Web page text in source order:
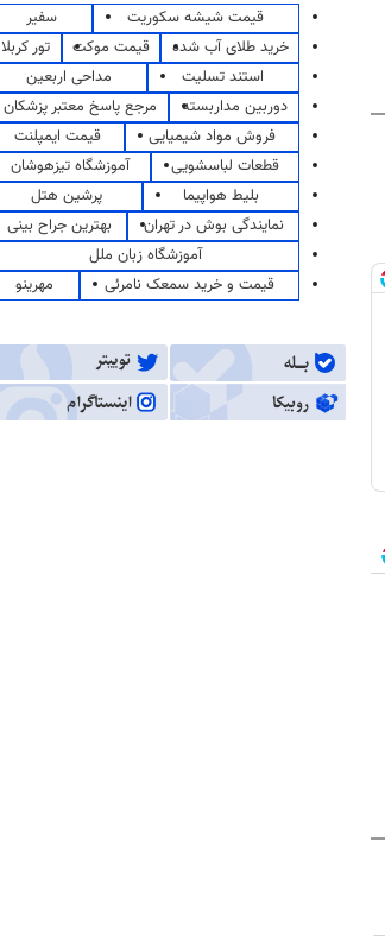
قیمت شیشه سکوریت
سفیر
خرید طلای آب شده
قیمت موکت
تور کربلا
استند تسلیت
مداحی اربعین
دوربین مداربسته
مرجع پاسخ معتبر پزشکان
فروش مواد شیمیایی
قیمت ایمپلنت
قطعات لباسشویی
آموزشگاه تیزهوشان
بلیط هواپیما
پرشین هتل
نمایندگی بوش در تهران
بهترین جراح بینی
آموزشگاه زبان ملل
قیمت و خرید سمعک نامرئی
مهرینو